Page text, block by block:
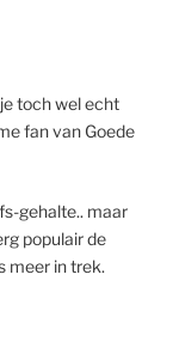
toch wel echt
fan van Goede
gehalte.. maar
populair de
meer in trek.